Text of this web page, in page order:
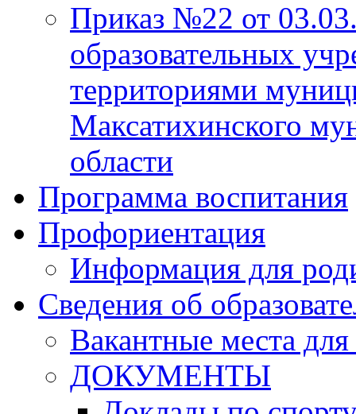
Приказ №22 от
образовательных
территориями
Максатихинского
области
Программа воспитания
Профориентация
Информация для
Сведения об
Вакантные места
ДОКУМЕНТЫ